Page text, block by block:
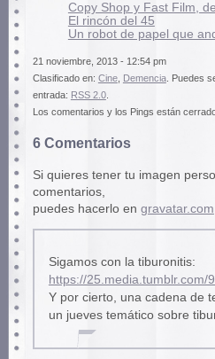
Copy Shop y Fast Film,
El rincón del 45
Un robot de papel que
21 noviembre, 2013 - 12:54 pm
Clasificado en: Cine, Demencia. Puedes
entrada: RSS 2.0.
Los comentarios y los Pings están
6 Comentarios
Si quieres tener tu imagen
comentarios,
puedes hacerlo en gravatar.com
Sigamos con la tiburonitis:
https://
Y por cierto, una cadena de
un jueves temático sobre